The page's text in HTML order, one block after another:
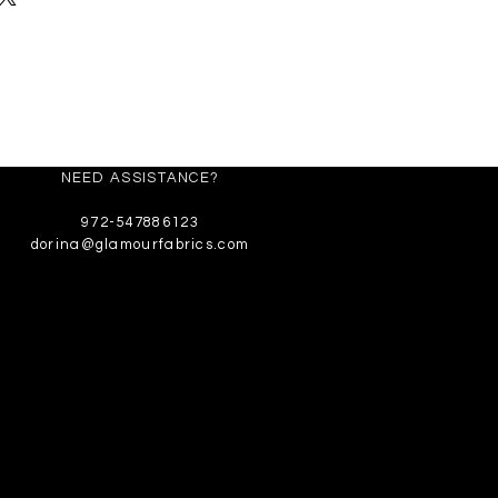
NEED ASSISTANCE?
972-547886123
dorina@glamourfabrics.com